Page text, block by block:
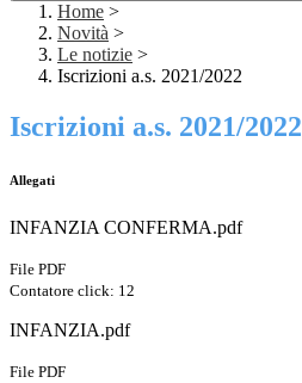
Home >
Novità >
Le notizie >
Iscrizioni a.s. 2021/2022
Iscrizioni a.s. 2021/2022
Allegati
INFANZIA CONFERMA.pdf
File PDF
Contatore click: 12
INFANZIA.pdf
File PDF